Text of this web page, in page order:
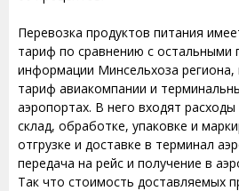
Перевозка продуктов питания
тариф по сравнению с остальными
информации Минсельхоза региона,
тариф авиакомпании и
аэропортах. В него входят расходы
склад, обработке, упаковке и
отгрузке и доставке в терминал
передача на рейс и получение в
Так что стоимость доставляемых